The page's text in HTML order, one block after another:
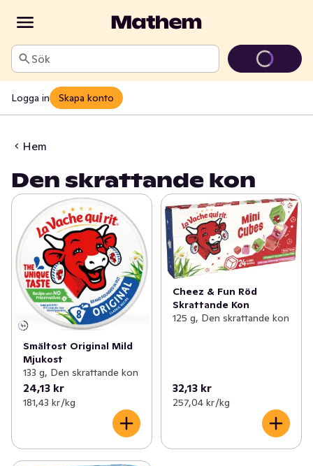
Sök
Logga in Skapa konto
Hem
Den skrattande kon
Smältost Original Mild
Mjukost
133 g, Den skrattande kon
24,13 kr
181,43 kr /kg
Cheez & Fun Röd
Skrattande Kon
125 g, Den skrattande kon
32,13 kr
257,04 kr /kg